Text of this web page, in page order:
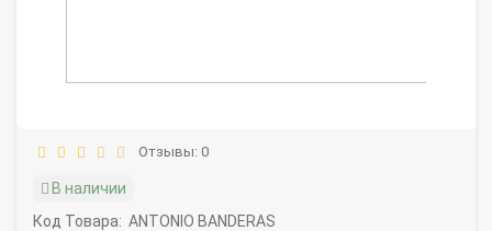
Отзывы: 0
В наличии
Код Товара: ANTONIO BANDERAS